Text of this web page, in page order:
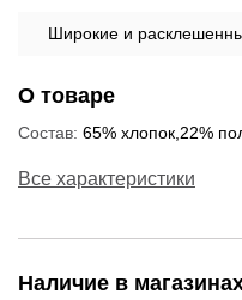
Широкие и
О товаре
Состав: 65% хлопок,22%
Все характеристики
Наличие в